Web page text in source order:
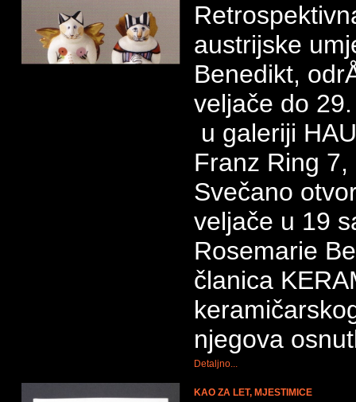
austrijske
Benedikt,
veljače do
u galeriji
Franz Ring
Svečano
veljače u 19
Rosemarie
članica
njegova
Detaljno...
KAO ZA LET, MJESTIMICE